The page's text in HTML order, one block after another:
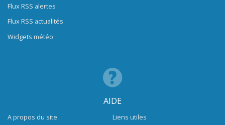
Flux RSS alertes
Flux RSS actualités
Widgets météo
AIDE
A propos du site
Liens utiles